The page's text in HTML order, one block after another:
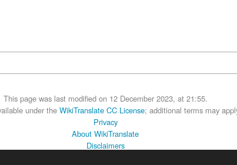
This page was last modified on 12 December 2023, at 21:55.
under the WikiTranslate CC License; additional terms may
Privacy
About WikiTranslate
Disclaimers